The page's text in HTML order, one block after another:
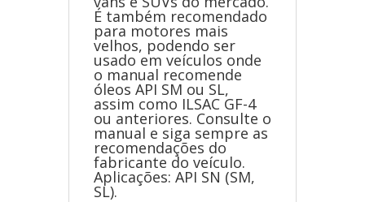
É também recomendado
para motores mais
velhos, podendo ser
usado em veículos onde
o manual recomende
óleos API SM ou SL,
assim como ILSAC GF-4
ou anteriores. Consulte o
manual e siga sempre as
recomendações do
fabricante do veículo.
Aplicações: API SN (SM,
SL).